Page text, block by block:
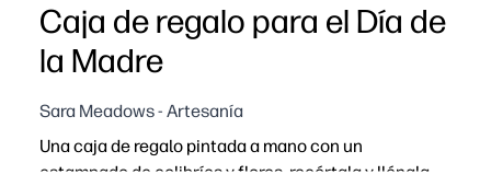
Caja de regalo para el Día de
la Madre
Sara Meadows - Artesanía
Una caja de regalo pintada a mano con un
estampado de colibríes y flores, recórtala y llénala